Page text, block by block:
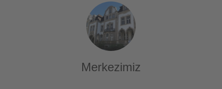
Merkezimiz